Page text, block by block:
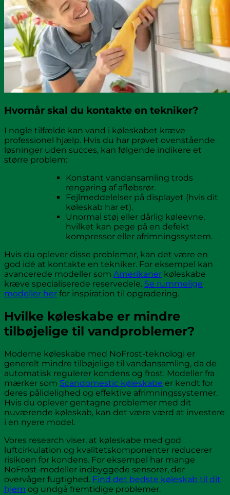
Hvornår skal du kontakte en tekniker?
I nogle tilfælde kan vand i køleskabet kræve
professionel hjælp. Hvis du har prøvet ovenstående
løsninger uden succes, kan følgende indikere et
større problem:
Konstant vandansamling trods
rengøring af afløbsrør.
Fejlmeddelelser på displayet (hvis dit
køleskab har et).
Unormal støj eller dårlig køleevne,
hvilket kan pege på en defekt
kompressor eller afrimningssystem.
Hvis du oplever disse problemer, kan det være en
god idé at kontakte en tekniker. For eksempel kan
avancerede modeller som Amerikaner køleskabe
kræve specialiserede reservedele. Se rummelige
modeller her for inspiration til opgradering.
Hvilke køleskabe er mindre
tilbøjelige til vandproblemer?
Moderne køleskabe med NoFrost-teknologi er
generelt mindre tilbøjelige til vandansamling, da de
automatisk regulerer kondens og frost. Modeller fra
mærker som Scandomestic køleskabe er kendt for
deres pålidelighed og effektive afrimningssystemer.
Hvis du oplever gentagne problemer med dit
nuværende køleskab, kan det være værd at investere
i en nyere model.
Vores research viser, at køleskabe med god
luftcirkulation og kvalitetskomponenter reducerer
risikoen for kondens. For eksempel har mange
NoFrost-modeller indbyggede sensorer, der
overvåger fugtighed. Find det bedste køleskab til dit
hjem og undgå fremtidige problemer.